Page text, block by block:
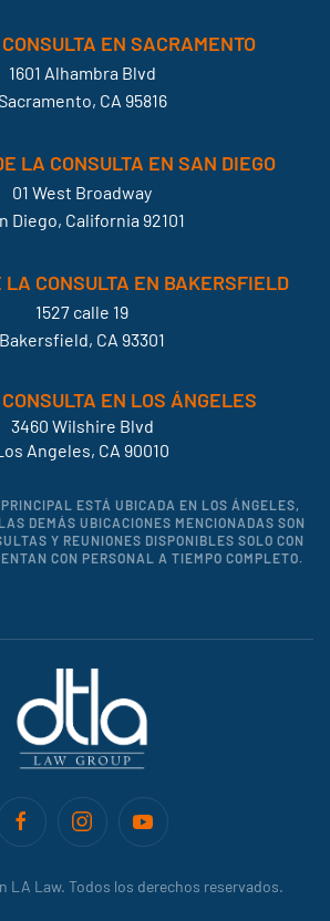
EN SACRAMENTO
1601 Alhambra Blvd
CA 95816
LA CONSULTA EN SAN DIEGO
01 West Broadway
Diego, California 92101
LA CONSULTA EN BAKERSFIELD
1527 calle 19
Bakersfield, CA 93301
EN LOS ÁNGELES
3460 Wilshire Blvd
Angeles, CA 90010
ESTÁ UBICADA EN LOS ÁNGELES,
DEMÁS UBICACIONES MENCIONADAS SON
Y REUNIONES DISPONIBLES SOLO CON
CON PERSONAL A TIEMPO COMPLETO.
LA Law. Todos los derechos reservados.